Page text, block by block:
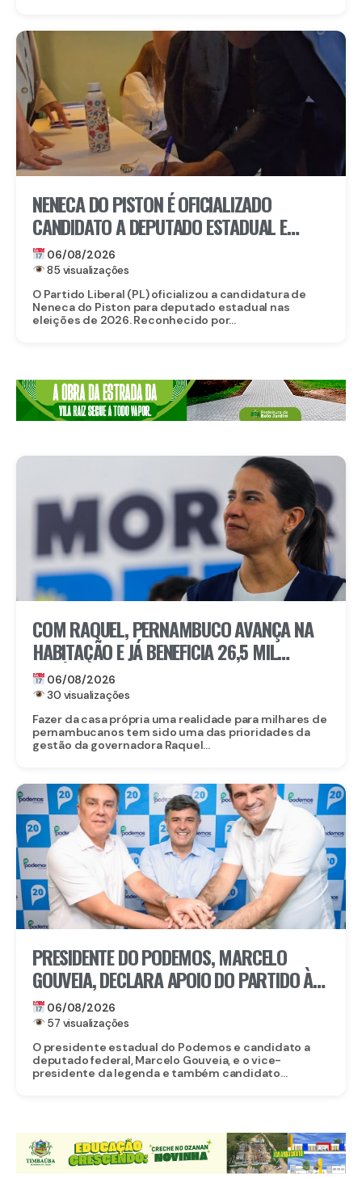
NENECA DO PISTON É OFICIALIZADO
CANDIDATO A DEPUTADO ESTADUAL E
FORTALECE CHAPA DO PL EM
PERNAMBUCO
06/08/2026
85 visualizações
O Partido Liberal (PL) oficializou a candidatura de
Neneca do Piston para deputado estadual nas
eleições de 2026. Reconhecido por...
COM RAQUEL, PERNAMBUCO AVANÇA NA
HABITAÇÃO E JÁ BENEFICIA 26,5 MIL
FAMÍLIAS COM O MORAR BEM – ENTRADA
GARANTIDA
06/08/2026
30 visualizações
Fazer da casa própria uma realidade para milhares de
pernambucanos tem sido uma das prioridades da
gestão da governadora Raquel...
PRESIDENTE DO PODEMOS, MARCELO
GOUVEIA, DECLARA APOIO DO PARTIDO À
CANDIDATURA DE EDUARDO DA FONTE AO
SENADO
06/08/2026
57 visualizações
O presidente estadual do Podemos e candidato a
deputado federal, Marcelo Gouveia, e o vice-
presidente da legenda e também candidato...